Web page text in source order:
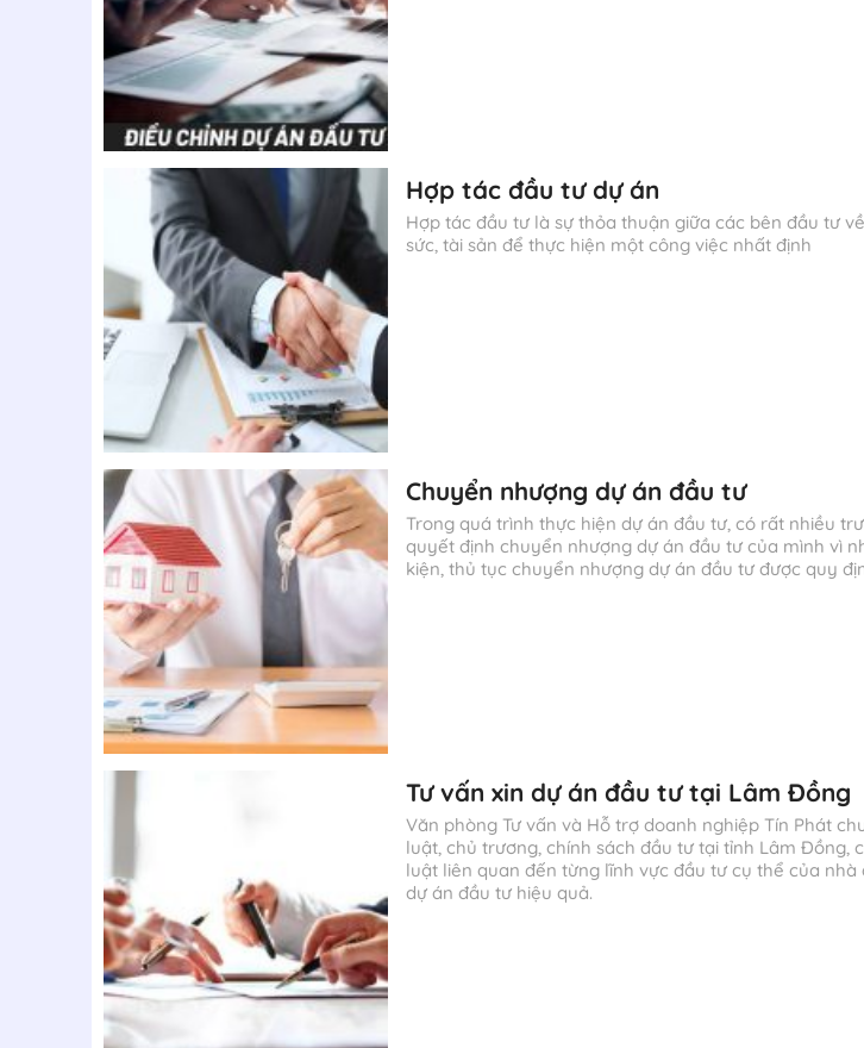
Hợp tác đầu tư dự án
Hợp tác đầu tư là sự thỏa thuận giữa các bên đầu tư
sức, tài sản để thực hiện một công việc nhất định
Chuyển nhượng dự án đầu tư
Trong quá trình thực hiện dự án đầu tư, có rất nhiều
quyết định chuyển nhượng dự án đầu tư của mình vì
kiện, thủ tục chuyển nhượng dự án đầu tư được quy
Tư vấn xin dự án đầu tư tại Lâm Đồng
Văn phòng Tư vấn và Hỗ trợ doanh nghiệp Tín Phát
luật, chủ trương, chính sách đầu tư tại tỉnh Lâm Đồng,
luật liên quan đến từng lĩnh vực đầu tư cụ thể của nhà
dự án đầu tư hiệu quả.